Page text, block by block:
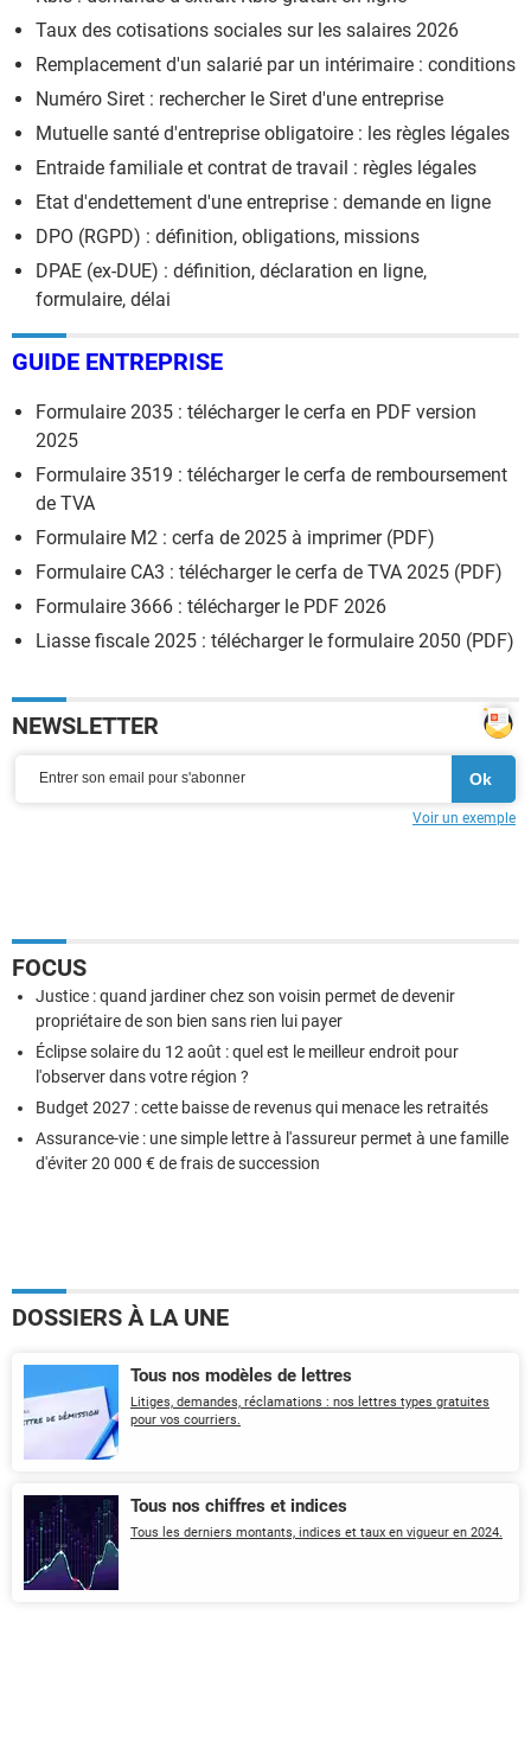
Taux des cotisations sociales sur les salaires 2026
Remplacement d'un salarié par un intérimaire : conditions
Numéro Siret : rechercher le Siret d'une entreprise
Mutuelle santé d'entreprise obligatoire : les règles légales
Entraide familiale et contrat de travail : règles légales
Etat d'endettement d'une entreprise : demande en ligne
DPO (RGPD) : définition, obligations, missions
DPAE (ex-DUE) : définition, déclaration en ligne,
formulaire, délai
GUIDE ENTREPRISE
Formulaire 2035 : télécharger le cerfa en PDF version
2025
Formulaire 3519 : télécharger le cerfa de remboursement
de TVA
Formulaire M2 : cerfa de 2025 à imprimer (PDF)
Formulaire CA3 : télécharger le cerfa de TVA 2025 (PDF)
Formulaire 3666 : télécharger le PDF 2026
Liasse fiscale 2025 : télécharger le formulaire 2050 (PDF)
NEWSLETTER
Voir un exemple
FOCUS
Justice : quand jardiner chez son voisin permet de devenir
propriétaire de son bien sans rien lui payer
Éclipse solaire du 12 août : quel est le meilleur endroit pour
l'observer dans votre région ?
Budget 2027 : cette baisse de revenus qui menace les retraités
Assurance-vie : une simple lettre à l'assureur permet à une famille
d'éviter 20 000 € de frais de succession
DOSSIERS À LA UNE
Tous nos modèles de lettres
Litiges, demandes, réclamations : nos lettres types gratuites
pour vos courriers.
Tous nos chiffres et indices
Tous les derniers montants, indices et taux en vigueur en 2024.